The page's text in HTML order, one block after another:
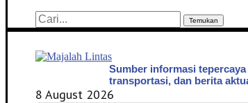
Temukan
Sumber informasi
transportasi, dan berita
8 August 2026